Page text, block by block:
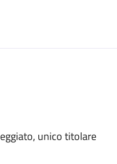
unico titolare